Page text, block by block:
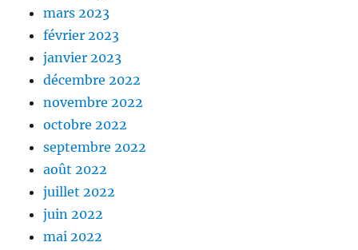
mars 2023
février 2023
janvier 2023
décembre 2022
novembre 2022
octobre 2022
septembre 2022
août 2022
juillet 2022
juin 2022
mai 2022